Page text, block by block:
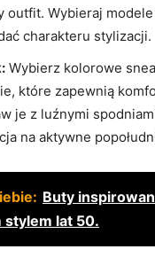
outfit. Wybieraj
charakteru stylizacji.
Wybierz kolorowe
które zapewnią
je z luźnymi
na aktywne
Buty
stylem lat 50.